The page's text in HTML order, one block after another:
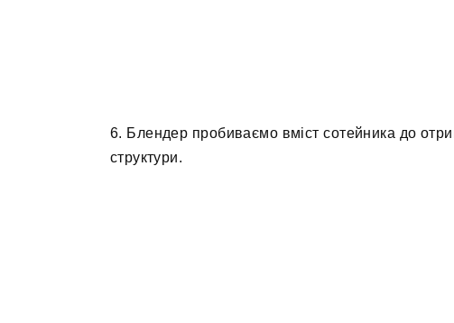
6. Блендер пробиваємо вміст сотейника до
структури.